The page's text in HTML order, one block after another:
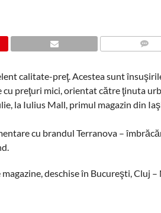
calitate-preţ. Acestea sunt
preţuri mici, orientat către ţinuta
la Iulius Mall, primul magazin din
cu brandul Terranova –
deschise în Bucureşti, Cluj –